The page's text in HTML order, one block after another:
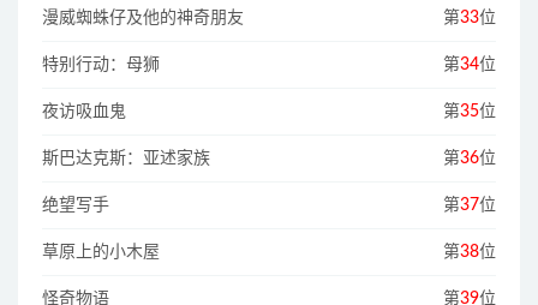
漫威蜘蛛仔及他的神奇朋友 第33位
特别行动：母狮 第34位
夜访吸血鬼 第35位
斯巴达克斯：亚述家族 第36位
绝望写手 第37位
草原上的小木屋 第38位
怪奇物语 第39位